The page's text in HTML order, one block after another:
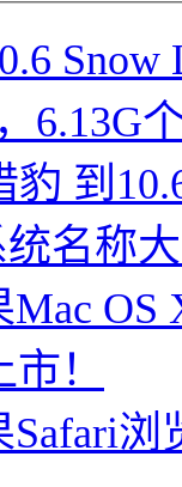
6.13G
豹 到
统名称
OS
！